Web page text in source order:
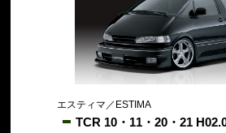
エスティマ／ESTIMA
TCR 10・11・20・21